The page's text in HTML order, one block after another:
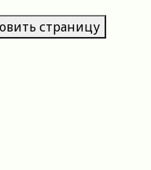
страницу